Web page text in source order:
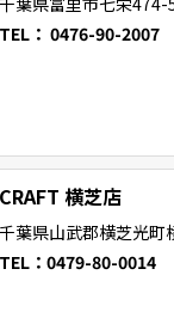
TEL： 0476-90-2007
CRAFT 横芝店
千葉県山武郡横芝光町
TEL：0479-80-0014